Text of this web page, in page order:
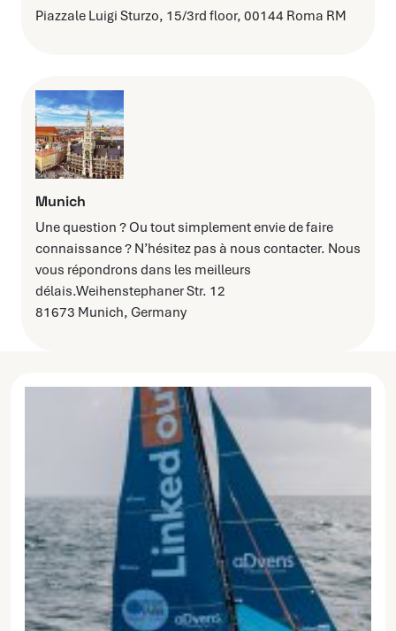
Piazzale Luigi Sturzo, 15/3rd floor, 00144 Roma RM
Munich
Une question ? Ou tout simplement envie de faire
connaissance ? N’hésitez pas à nous contacter. Nous
vous répondrons dans les meilleurs
délais.Weihenstephaner Str. 12
81673 Munich, Germany